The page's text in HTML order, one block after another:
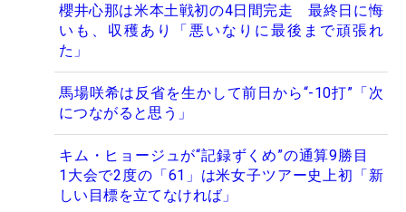
櫻井心那は米本土戦初の4日間完走 最終日に悔
いも、収穫あり「悪いなりに最後まで頑張れ
た」
馬場咲希は反省を生かして前日から“-10打”「次
につながると思う」
キム・ヒョージュが“記録ずくめ”の通算9勝目
1大会で2度の「61」は米女子ツアー史上初「新
しい目標を立てなければ」